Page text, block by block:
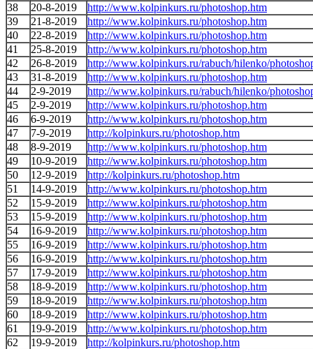
38
20-8-2019
http://www.kolpinkurs.ru/photoshop.htm
39
21-8-2019
http://www.kolpinkurs.ru/photoshop.htm
40
22-8-2019
http://www.kolpinkurs.ru/photoshop.htm
41
25-8-2019
http://www.kolpinkurs.ru/photoshop.htm
42
26-8-2019
http://www.kolpinkurs.ru/rabuch/hilenko/
43
31-8-2019
http://www.kolpinkurs.ru/photoshop.htm
44
2-9-2019
http://www.kolpinkurs.ru/rabuch/hilenko/
45
2-9-2019
http://www.kolpinkurs.ru/photoshop.htm
46
6-9-2019
http://www.kolpinkurs.ru/photoshop.htm
47
7-9-2019
http://kolpinkurs.ru/photoshop.htm
48
8-9-2019
http://www.kolpinkurs.ru/photoshop.htm
49
10-9-2019
http://www.kolpinkurs.ru/photoshop.htm
50
12-9-2019
http://kolpinkurs.ru/photoshop.htm
51
14-9-2019
http://www.kolpinkurs.ru/photoshop.htm
52
15-9-2019
http://www.kolpinkurs.ru/photoshop.htm
53
15-9-2019
http://www.kolpinkurs.ru/photoshop.htm
54
16-9-2019
http://www.kolpinkurs.ru/photoshop.htm
55
16-9-2019
http://www.kolpinkurs.ru/photoshop.htm
56
16-9-2019
http://www.kolpinkurs.ru/photoshop.htm
57
17-9-2019
http://www.kolpinkurs.ru/photoshop.htm
58
18-9-2019
http://www.kolpinkurs.ru/photoshop.htm
59
18-9-2019
http://www.kolpinkurs.ru/photoshop.htm
60
18-9-2019
http://www.kolpinkurs.ru/photoshop.htm
61
19-9-2019
http://www.kolpinkurs.ru/photoshop.htm
62
19-9-2019
http://kolpinkurs.ru/photoshop.htm